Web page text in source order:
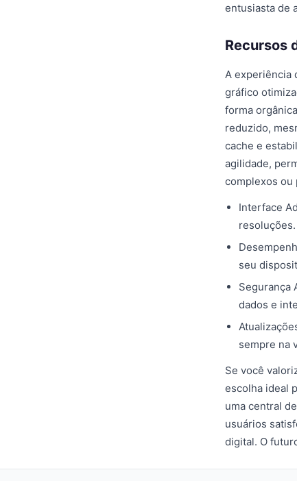
entusiasta de
Recursos
A experiência
gráfico
forma
reduzido,
cache e
agilidade,
complexos ou
Interface
resoluções.
seu
Segurança
dados e
sempre na
Se você
escolha ideal
uma central
usuários
digital. O